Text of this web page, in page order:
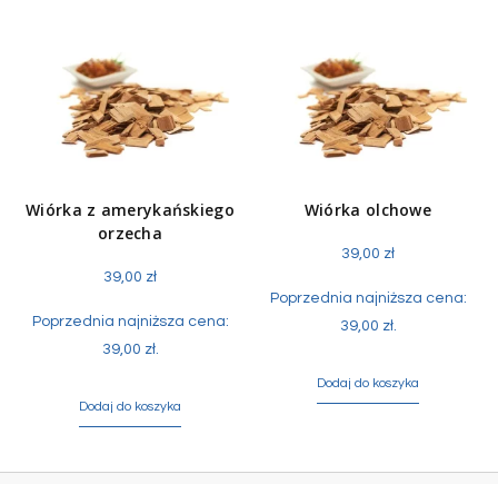
Wiórka z amerykańskiego
orzecha
39,00 zł
Poprzednia najniższa cena:
39,00 zł.
Dodaj do koszyka
Wiórka olchowe
39,00 zł
Poprzednia najniższa cena:
39,00 zł.
Dodaj do koszyka